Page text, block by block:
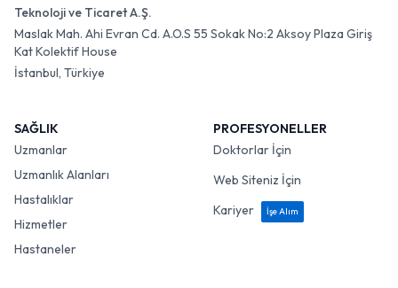
Teknoloji ve Ticaret A.Ş.
Maslak Mah. Ahi Evran Cd. A.O.S 55 Sokak No:2 Aksoy Plaza Giriş
Kat Kolektif House
İstanbul, Türkiye
SAĞLIK
Uzmanlar
Uzmanlık Alanları
Hastalıklar
Hizmetler
Hastaneler
PROFESYONELLER
Doktorlar İçin
Web Siteniz İçin
Kariyer
İşe Alım